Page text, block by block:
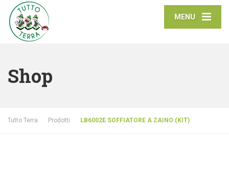
MENU
Shop
Tutto Terra Prodotti LB6002E SOFFIATORE A ZAINO (KIT)